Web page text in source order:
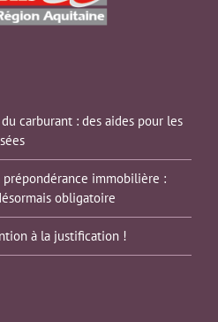
carburant : des aides pour les
prépondérance immobilière :
obligatoire
à la justification !